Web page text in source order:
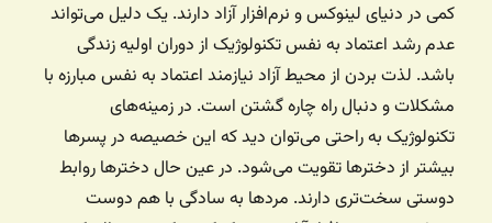
کمی در دنیای لینوکس و نرم‌افزار آزاد دارند. یک دلیل می‌تواند
عدم رشد اعتماد به نفس تکنولوژیک از دوران اولیه زندگی
باشد. لذت بردن از محیط آزاد نیازمند اعتماد به نفس مبارزه با
مشکلات و دنبال راه چاره گشتن است. در زمینه‌های
تکنولوژیک به راحتی می‌توان دید که این خصیصه در پسرها
بیشتر از دخترها تقویت می‌شود. در عین حال دخترها روابط
دوستی سخت‌تری دارند. مردها به سادگی با هم دوست